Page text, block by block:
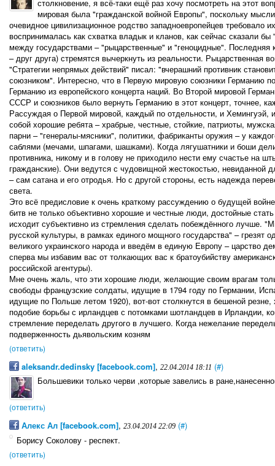
столкновение, я всё-таки ещё раз хочу посмотреть на этот
мировая была "гражданской войной Европы", поскольку
очевидное цивилизационное родство западноевропейцев требовало
воспринималась как схватка владык и кланов, как сейчас сказали
между государствами – "рыцарственные" и "геноцидные". Последняя
– друг друга) стремятся вычеркнуть из реальности. Рыцарственная
"Стратегии непрямых действий" писал: "вчерашний противник
союзником". Интересно, что в Первую мировую союзники Германию
Германию из европейского концерта наций. Во Второй мировой
СССР и союзников было вернуть Германию в этот концерт, точнее,
Рассуждая о Первой мировой, каждый по отдельности, и
собой хорошие ребята – храбрые, честные, стойкие, патриоты,
парни – "генералы-мясники", политики, фабриканты оружия – у
саблями (мечами, шпагами, шашками). Когда лягушатники и боши
противника, никому и в голову не приходило нести ему счастье на
гражданские). Они ведутся с чудовищной жестокостью, невиданной
– сам сатана и его отродья. Но с другой стороны, есть надежда
света.
Это всё предисловие к очень краткому рассуждению о будущей
битв не только объективно хорошие и честные люди, достойные
исходит субъективно из стремления сделать побеждённого лучше.
русской культуры, в рамках единого мощного государства" –
великого украинского народа и введём в единую Европу – царство
сперва мы избавим вас от толкающих вас к братоубийству
российской агентуры).
Мне очень жаль, что эти хорошие люди, желающие своим врагам
свободы французские солдаты, идущие в 1794 году по Германии,
идущие по Польше летом 1920), вот-вот столкнутся в бешеной
подобие борьбы с ирландцев с потомками шотландцев в Ирландии,
стремление переделать другого в лучшего. Когда нежелание
подверженность дьявольским козням
(ответить)
aleksandr.dedinsky [facebook.com], 22.04.2014 18:11 (#)
Большевики только черви ,которые завелись в
(ответить)
Алекс Ал [facebook.com], 23.04.2014 22:09 (#)
Борису Соколову - респект.
(ответить)